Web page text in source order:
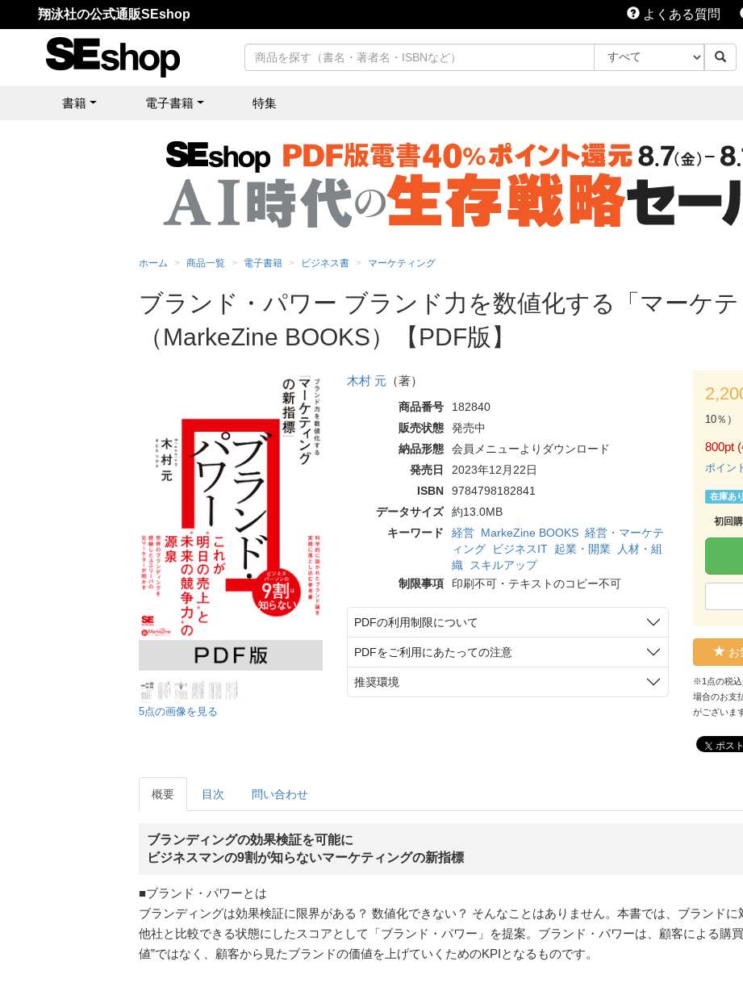
翔泳社の公式通販SEshop よくある質問
書籍 電子書籍 特集
ホーム 商品一覧 電子書籍 ビジネス書 マーケティング
ブランド・パワー ブランド力を数値化する「マーケテ
（MarkeZine BOOKS）【PDF版】
5点の画像を見る
木村 元（著）
商品番号
182840
販売状態
発売中
納品形態
会員メニューよりダウンロード
発売日
2023年12月22日
ISBN
9784798182841
データサイズ
約13.0MB
キーワード
経営 MarkeZine BOOKS 経営・マーケテ
ィング
ビジネスIT 起業・開業
人材・組
織
スキルアップ
制限事項
印刷不可・テキストのコピー不可
PDFの利用制限について
PDFをご利用にあたっての注意
推奨環境
10％）
800pt
ポイン
在庫あり
初回
お
※1点の税込
場合のお支
がございま
ポスト
概要 目次 問い合わせ
ブランディングの効果検証を可能に
ビジネスマンの9割が知らないマーケティングの新指標
■ブランド・パワーとは
ブランディングは効果検証に限界がある？ 数値化できない？ そんなことはありません。本書では、ブランドに
他社と比較できる状態にしたスコアとして「ブランド・パワー」を提案。ブランド・パワーは、顧客による購
値”ではなく、顧客から見たブランドの価値を上げていくためのKPIとなるものです。